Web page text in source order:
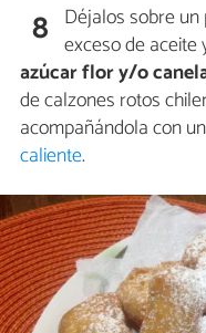
8 Déjalos sobre
exceso de
azúcar flor y/o
de calzones rotos
acompañándola con
caliente.